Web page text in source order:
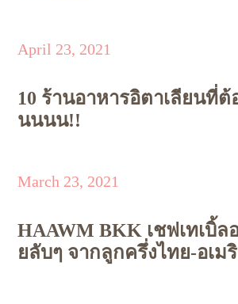
April 23, 2021
10 ร้านอาหารอิตาเลียนที่ต้
นนนน!!
March 23, 2021
HAAWM BKK เชฟเทเบิ้ล
ยลับๆ จากลูกครึ่งไทย-อเม